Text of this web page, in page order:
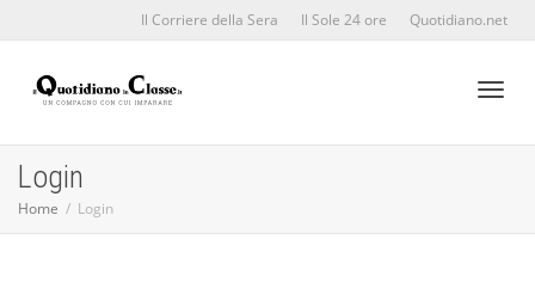
Il Corriere della Sera Il Sole 24 ore Quotidiano.net
Login
Home Login